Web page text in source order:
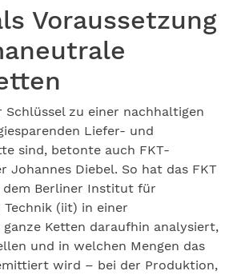
Voraussetzung
Schlüssel zu einer nachhaltigen
Liefer- und
sind, betonte auch FKT-
Johannes Diebel. So hat das FKT
dem Berliner Institut für
(iit) in einer
ganze Ketten daraufhin analysiert,
und in welchen Mengen das
wird – bei der Produktion,